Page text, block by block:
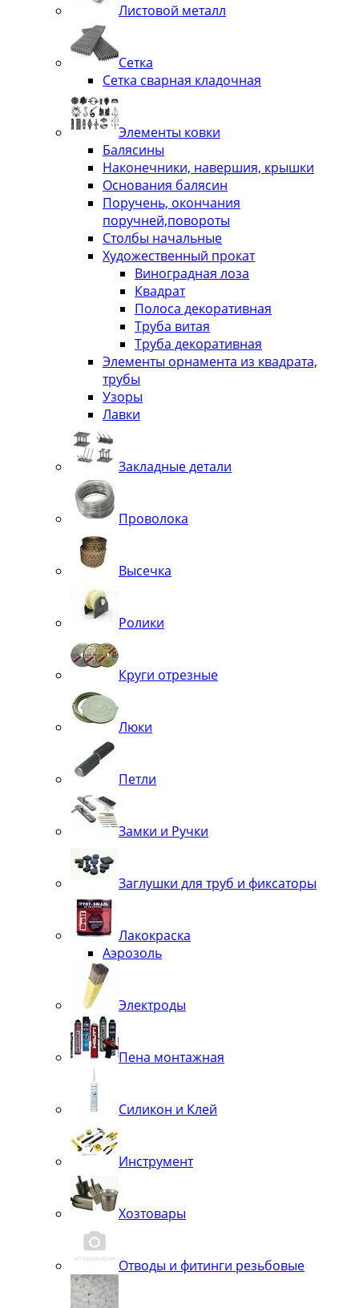
Листовой металл
Сетка
Сетка сварная кладочная
Элементы ковки
Балясины
Наконечники, навершия, крышки
Основания балясин
Поручень, окончания
поручней,повороты
Столбы начальные
Художественный прокат
Виноградная лоза
Квадрат
Полоса декоративная
Труба витая
Труба декоративная
Элементы орнамента из квадрата,
трубы
Узоры
Лавки
Закладные детали
Проволока
Высечка
Ролики
Круги отрезные
Люки
Петли
Замки и Ручки
Заглушки для труб и фиксаторы
Лакокраска
Аэрозоль
Электроды
Пена монтажная
Силикон и Клей
Инструмент
Хозтовары
Отводы и фитинги резьбовые